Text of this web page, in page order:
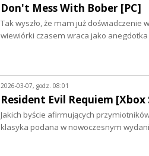
Don't Mess With Bober [PC]
Tak wyszło, że mam już
wiewiórki czasem wraca jako
2026-03-07, godz. 08:01
Resident Evil Requiem [Xbox
Jakich byście afirmujących
klasyka podana w nowoczesnym